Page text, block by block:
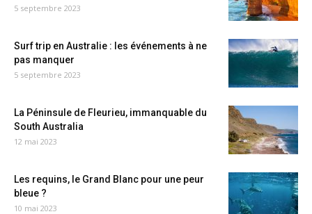
5 septembre 2023
Surf trip en Australie : les événements à ne
pas manquer
5 septembre 2023
La Péninsule de Fleurieu, immanquable du
South Australia
12 mai 2023
Les requins, le Grand Blanc pour une peur
bleue ?
10 mai 2023